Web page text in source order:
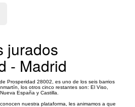
jurados
- Madrid
Prosperidad 28002, es uno de los seis barrios
los otros cinco restantes son: El Viso,
España y Castilla.
nuestra plataforma, les animamos a que